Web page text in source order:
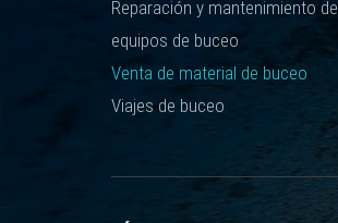
Reparación y mantenimiento de
equipos de buceo
Venta de material de buceo
Viajes de buceo